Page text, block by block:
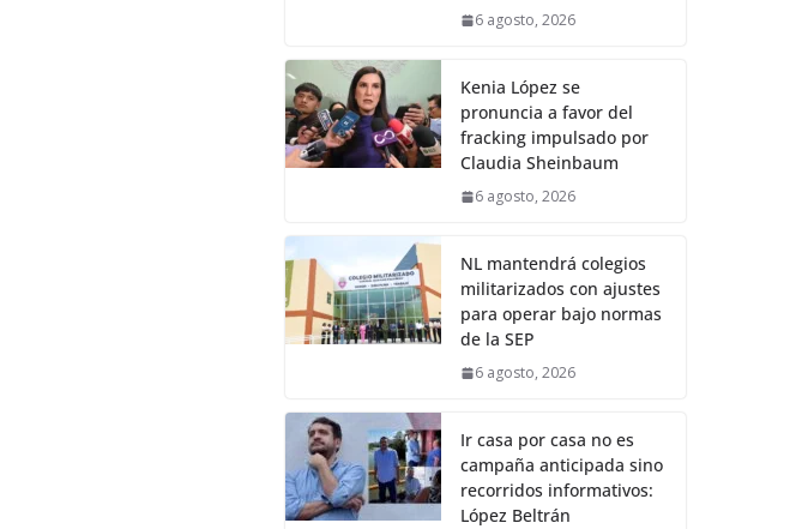
6 agosto, 2026
Kenia López se
pronuncia a favor del
fracking impulsado por
Claudia Sheinbaum
6 agosto, 2026
NL mantendrá colegios
militarizados con ajustes
para operar bajo normas
de la SEP
6 agosto, 2026
Ir casa por casa no es
campaña anticipada sino
recorridos informativos:
López Beltrán